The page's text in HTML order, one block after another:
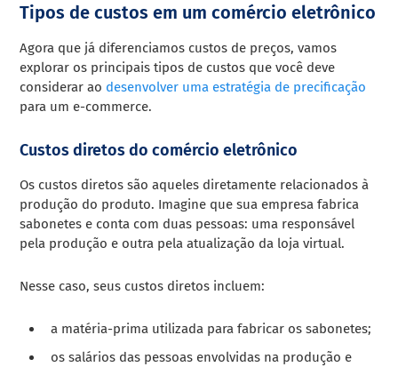
Tipos de custos em um comércio eletrônico
Agora que já diferenciamos custos de preços, vamos
explorar os principais tipos de custos que você deve
considerar ao desenvolver uma estratégia de precificação
para um e-commerce.
Custos diretos do comércio eletrônico
Os custos diretos são aqueles diretamente relacionados à
produção do produto. Imagine que sua empresa fabrica
sabonetes e conta com duas pessoas: uma responsável
pela produção e outra pela atualização da loja virtual.
Nesse caso, seus custos diretos incluem:
a matéria-prima utilizada para fabricar os sabonetes;
os salários das pessoas envolvidas na produção e